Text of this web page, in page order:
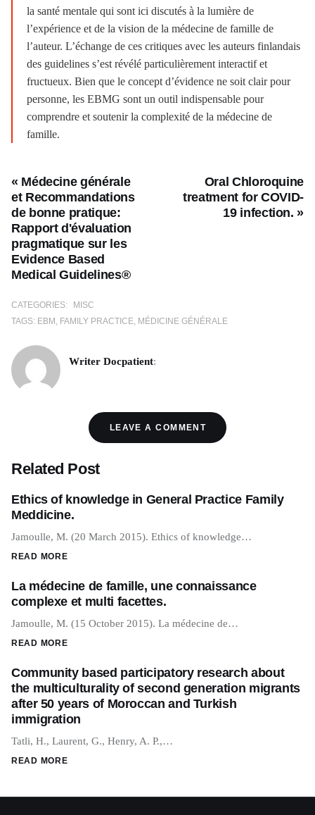
la santé mentale qui sont ici discutés à la lumière de
l’expérience et de la vision de la médecine de famille de
l’auteur. L’échange de ces critiques avec les auteurs finlandais
des guidelines s’est révélé particulièrement interactif et
fructueux. Bien que le concept d’évidence ne soit clair pour
personne, les EBMG sont un outil indispensable pour
comprendre et soutenir la complexité de la médecine de
famille.
Oral Chloroquine
treatment for COVID-
19 infection. »
« Médecine générale
et Recommandations
de bonne pratique:
Rapport d'évaluation
pragmatique sur les
Evidence Based
Medical Guidelines®
CATEGORIES:
MISC
TAGS: EBM FAMILY PRACTICE MÉDICINE GÉNÉRALE
Writer Docpatient:
LEAVE A COMMENT
Related Post
Ethics of knowledge in General Practice Family
Meddicine.
Jamoulle, M. (20 March 2015). Ethics of knowledge…
READ MORE
La médecine de famille, une connaissance
complexe et multi facettes.
Jamoulle, M. (15 October 2015). La médecine de…
READ MORE
Community based participatory research about
the multiculturality of second generation migrants
after 50 years of Moroccan and Turkish
immigration
Tatli, H., Laurent, G., Henry, A. P.,…
READ MORE